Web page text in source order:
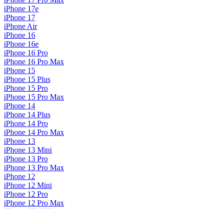
iPhone 17e
iPhone 17
iPhone Air
iPhone 16
iPhone 16e
iPhone 16 Pro
iPhone 16 Pro Max
iPhone 15
iPhone 15 Plus
iPhone 15 Pro
iPhone 15 Pro Max
iPhone 14
iPhone 14 Plus
iPhone 14 Pro
iPhone 14 Pro Max
iPhone 13
iPhone 13 Mini
iPhone 13 Pro
iPhone 13 Pro Max
iPhone 12
iPhone 12 Mini
iPhone 12 Pro
iPhone 12 Pro Max